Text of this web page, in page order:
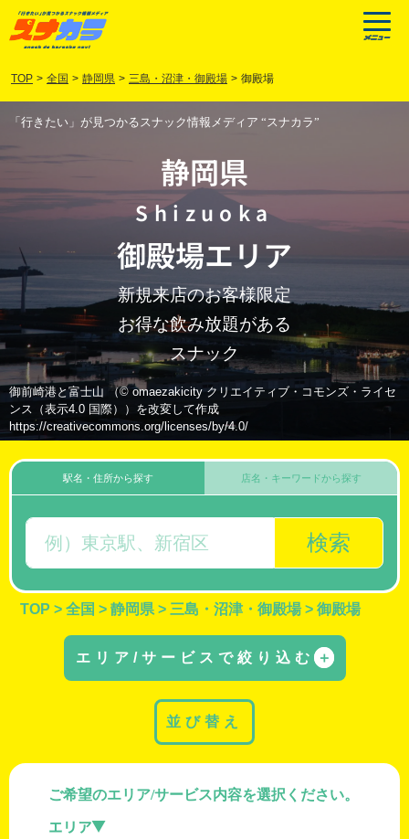
TOP > 全国 > 静岡県 > 三島・沼津・御殿場 > 御殿場
「行きたい」が見つかるスナック情報メディア “スナカラ”
静岡県
Shizuoka
御殿場エリア
新規来店のお客様限定
お得な飲み放題がある
スナック
御前崎港と富士山 （© omaezakicity クリエイティブ・コモンズ・ライセ
ンス（表示4.0 国際））を改変して作成
https://creativecommons.org/licenses/by/4.0/
駅名・住所から探す
検索
店名・キーワードから探す
TOP > 全国 > 静岡県 > 三島・沼津・御殿場 > 御殿場
エリア/サービスで絞り込む ＋
ご希望のエリア/サービス内容を選択ください。
エリア
並び替え